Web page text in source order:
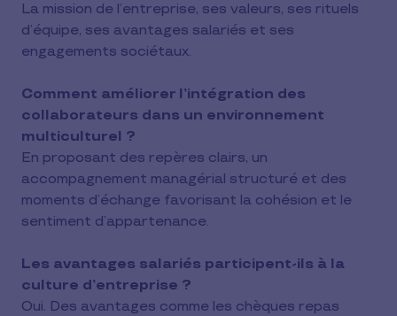
La mission de l’entreprise, ses valeurs, ses rituels
d’équipe, ses avantages salariés et ses
engagements sociétaux.
Comment améliorer l’intégration des
collaborateurs dans un environnement
multiculturel ?
En proposant des repères clairs, un
accompagnement managérial structuré et des
moments d’échange favorisant la cohésion et le
sentiment d’appartenance.
Les avantages salariés participent-ils à la
culture d’entreprise ?
Oui. Des avantages comme les chèques repas